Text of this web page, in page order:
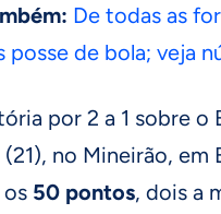
De todas as
posse de bola; veja
por 2 a 1 sobre o
no Mineirão,
50 pontos, dois a